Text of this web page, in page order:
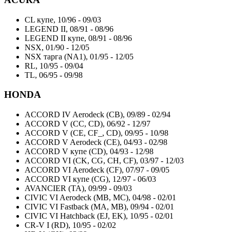
CL купе, 10/96 - 09/03
LEGEND II, 08/91 - 08/96
LEGEND II купе, 08/91 - 08/96
NSX, 01/90 - 12/05
NSX тарга (NA1), 01/95 - 12/05
RL, 10/95 - 09/04
TL, 06/95 - 09/98
HONDA
ACCORD IV Aerodeck (CB), 09/89 - 02/94
ACCORD V (CC, CD), 06/92 - 12/97
ACCORD V (CE, CF_, CD), 09/95 - 10/98
ACCORD V Aerodeck (CE), 04/93 - 02/98
ACCORD V купе (CD), 04/93 - 12/98
ACCORD VI (CK, CG, CH, CF), 03/97 - 12/03
ACCORD VI Aerodeck (CF), 07/97 - 09/05
ACCORD VI купе (CG), 12/97 - 06/03
AVANCIER (TA), 09/99 - 09/03
CIVIC VI Aerodeck (MB, MC), 04/98 - 02/01
CIVIC VI Fastback (MA, MB), 09/94 - 02/01
CIVIC VI Hatchback (EJ, EK), 10/95 - 02/01
CR-V I (RD), 10/95 - 02/02